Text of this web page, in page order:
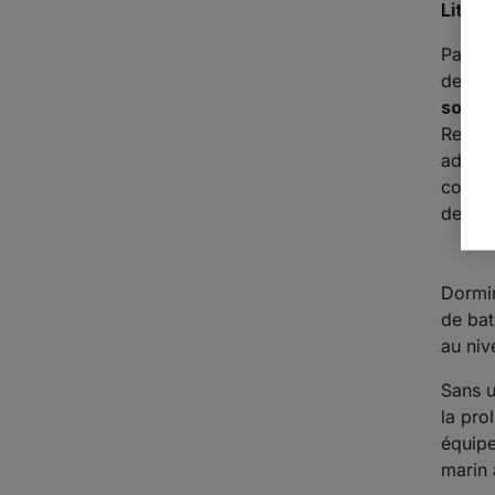
de
de la
de
au
Sans
la
marin